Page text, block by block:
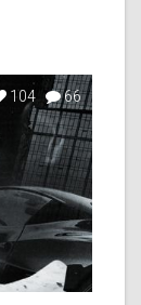
104 66